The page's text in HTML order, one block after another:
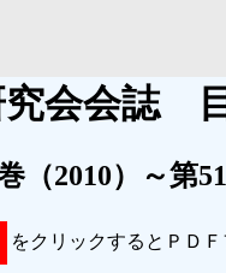
会会誌
）～第51
をクリックするとＰＤ